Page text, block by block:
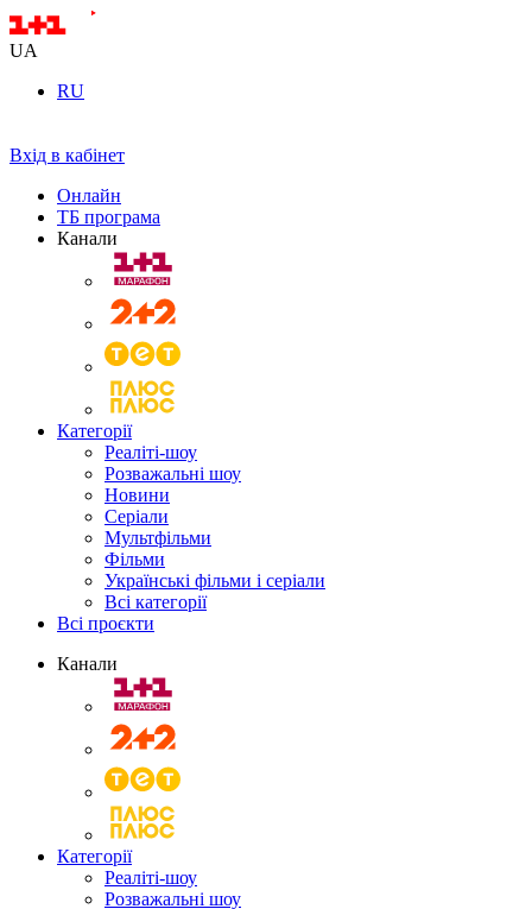
UA
RU
Вхід в кабінет
Онлайн
ТБ програма
Канали
Категорії
Реаліті-шоу
Розважальні шоу
Новини
Серіали
Мультфільми
Фільми
Українські фільми і серіали
Всі категорії
Всі проєкти
Канали
Категорії
Реаліті-шоу
Розважальні шоу